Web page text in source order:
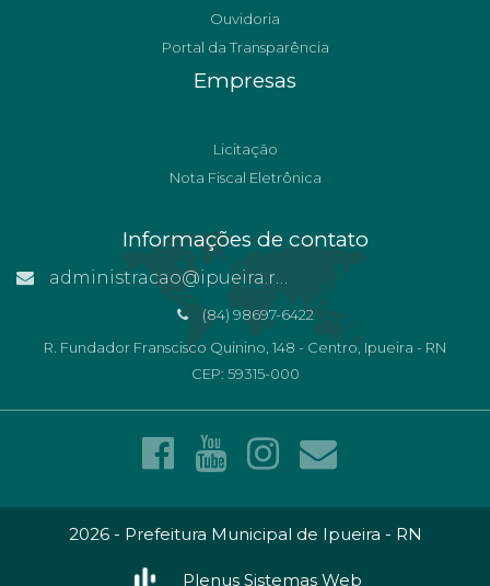
Ouvidoria
Portal da Transparência
Empresas
Licitação
Nota Fiscal Eletrônica
Informações de contato
administracao@ipueira.rn.gov.br
(84) 98697-6422
R. Fundador Franscisco Quinino, 148 - Centro, Ipueira - RN
CEP: 59315-000
2026 - Prefeitura Municipal de Ipueira - RN
Plenus Sistemas Web